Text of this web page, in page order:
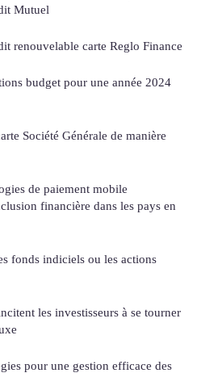
Mutuel
renouvelable carte Reglo Finance
budget pour une année 2024
Société Générale de manière
de paiement mobile
financière dans les pays en
fonds indiciels ou les actions
les investisseurs à se tourner
pour une gestion efficace des